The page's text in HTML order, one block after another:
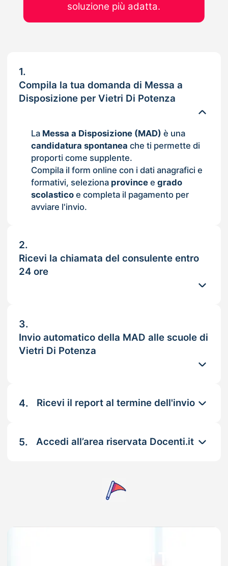
1.
Compila la tua domanda di Messa a
Disposizione per Vietri Di Potenza
La Messa a Disposizione (MAD) è una
candidatura spontanea che ti permette di
proporti come supplente.
Compila il form online con i dati anagrafici e
formativi, seleziona provincee grado
scolasticoe completa il pagamento per
avviare l'invio.
2.
Ricevi la chiamata del consulente entro
24 ore
3.
Invio automatico della MAD alle scuole di
Vietri Di Potenza
4. Ricevi il report al termine dell'invio
5. Accedi all’area riservata Docenti.it
soluzione più adatta.